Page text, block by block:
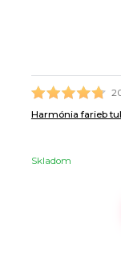
Harmónia farieb
Skladom